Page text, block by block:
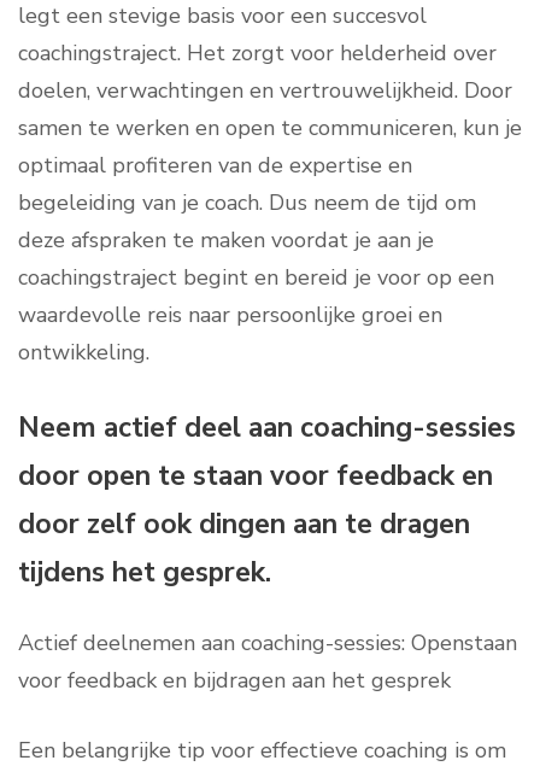
legt een stevige basis voor een succesvol
coachingstraject. Het zorgt voor helderheid over
doelen, verwachtingen en vertrouwelijkheid. Door
samen te werken en open te communiceren, kun je
optimaal profiteren van de expertise en
begeleiding van je coach. Dus neem de tijd om
deze afspraken te maken voordat je aan je
coachingstraject begint en bereid je voor op een
waardevolle reis naar persoonlijke groei en
ontwikkeling.
Neem actief deel aan coaching-sessies
door open te staan voor feedback en
door zelf ook dingen aan te dragen
tijdens het gesprek.
Actief deelnemen aan coaching-sessies: Openstaan
voor feedback en bijdragen aan het gesprek
Een belangrijke tip voor effectieve coaching is om